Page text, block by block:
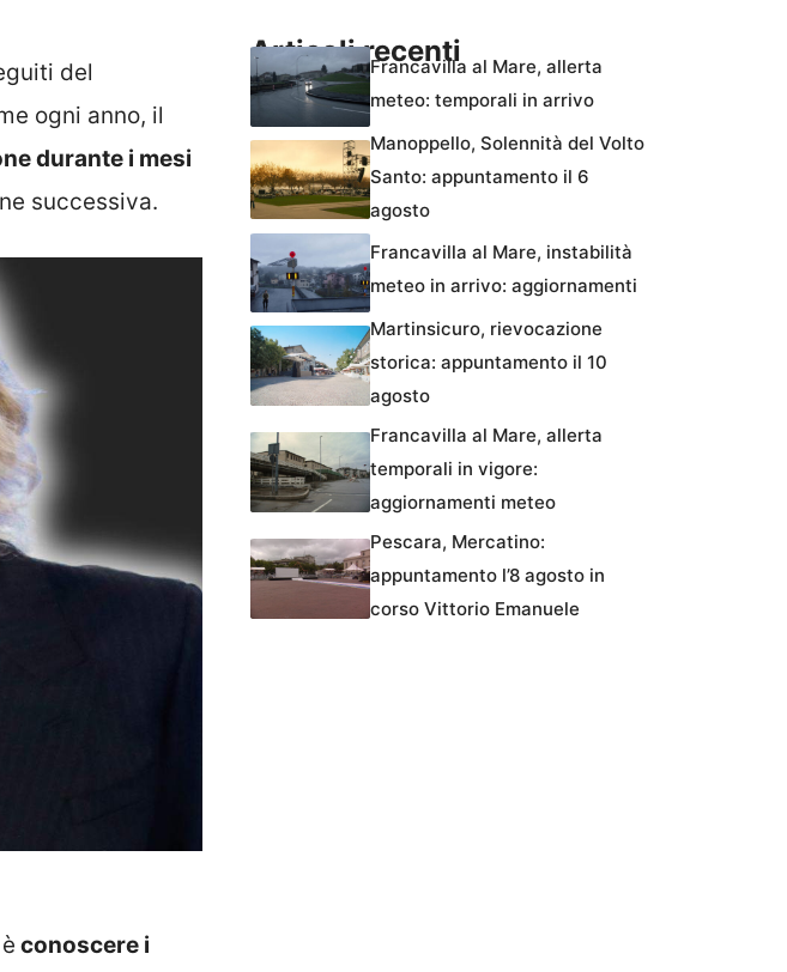
del
ogni anno, il
durante i mesi
successiva.
conoscere i
Articoli recentiFrancavilla al Mare, allerta
meteo: temporali in arrivo
Manoppello, Solennità del Volto
Santo: appuntamento il 6
agosto
Francavilla al Mare, instabilità
meteo in arrivo: aggiornamenti
Martinsicuro, rievocazione
storica: appuntamento il 10
agosto
Francavilla al Mare, allerta
temporali in vigore:
aggiornamenti meteo
Pescara, Mercatino:
appuntamento l’8 agosto in
corso Vittorio Emanuele